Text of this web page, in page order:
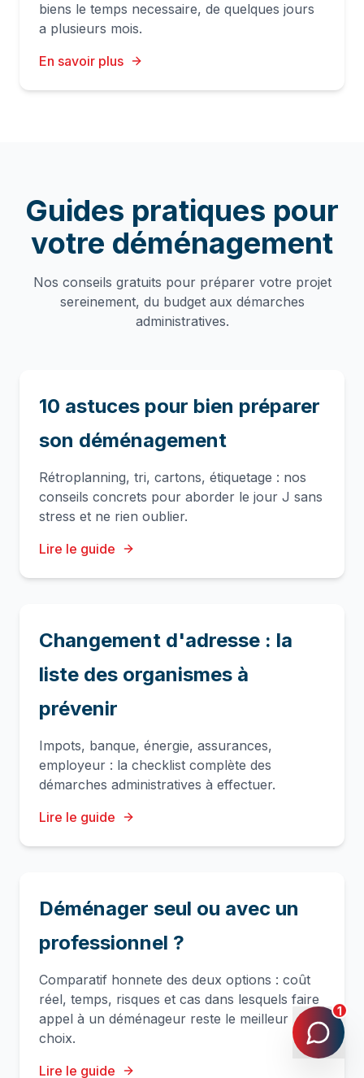
biens le temps necessaire, de quelques jours
a plusieurs mois.
En savoir plus
Guides pratiques pour
votre déménagement
Nos conseils gratuits pour préparer votre projet
sereinement, du budget aux démarches
administratives.
10 astuces pour bien préparer
son déménagement
Rétroplanning, tri, cartons, étiquetage : nos
conseils concrets pour aborder le jour J sans
stress et ne rien oublier.
Lire le guide
Changement d'adresse : la
liste des organismes à
prévenir
Impots, banque, énergie, assurances,
employeur : la checklist complète des
démarches administratives à effectuer.
Lire le guide
Déménager seul ou avec un
professionnel ?
Comparatif honnete des deux options : coût
réel, temps, risques et cas dans lesquels faire
appel à un déménageur reste le meilleur
choix.
Lire le guide
1